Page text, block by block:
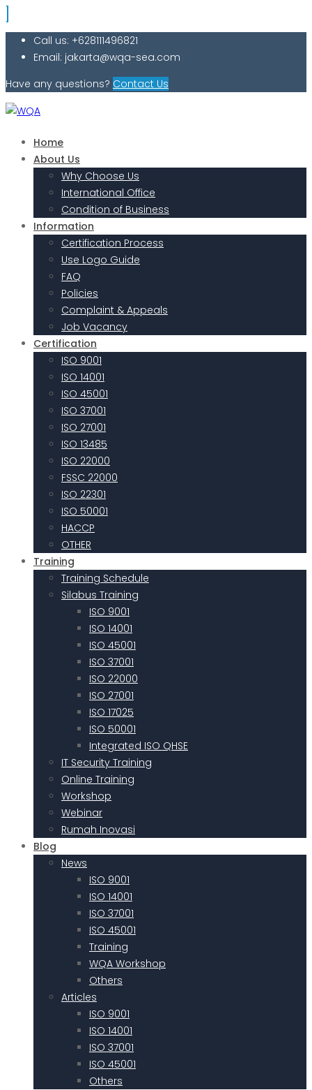
Call us: +628111496821
Email: jakarta@wqa-sea.com
Have any questions? Contact Us
Home
About Us
Why Choose Us
International Office
Condition of Business
Information
Certification Process
Use Logo Guide
FAQ
Policies
Complaint & Appeals
Job Vacancy
Certification
ISO 9001
ISO 14001
ISO 45001
ISO 37001
ISO 27001
ISO 13485
ISO 22000
FSSC 22000
ISO 22301
ISO 50001
HACCP
OTHER
Training
Training Schedule
Silabus Training
ISO 9001
ISO 14001
ISO 45001
ISO 37001
ISO 22000
ISO 27001
ISO 17025
ISO 50001
Integrated ISO QHSE
IT Security Training
Online Training
Workshop
Webinar
Rumah Inovasi
Blog
News
ISO 9001
ISO 14001
ISO 37001
ISO 45001
Training
WQA Workshop
Others
Articles
ISO 9001
ISO 14001
ISO 37001
ISO 45001
Others